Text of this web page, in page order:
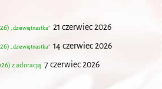
„dziewiętnastka” 21 czerwiec 2026
„dziewiętnastka” 14 czerwiec 2026
z adoracją 7 czerwiec 2026